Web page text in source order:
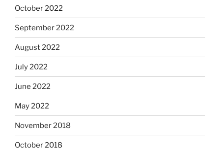
October 2022
September 2022
August 2022
July 2022
June 2022
May 2022
November 2018
October 2018